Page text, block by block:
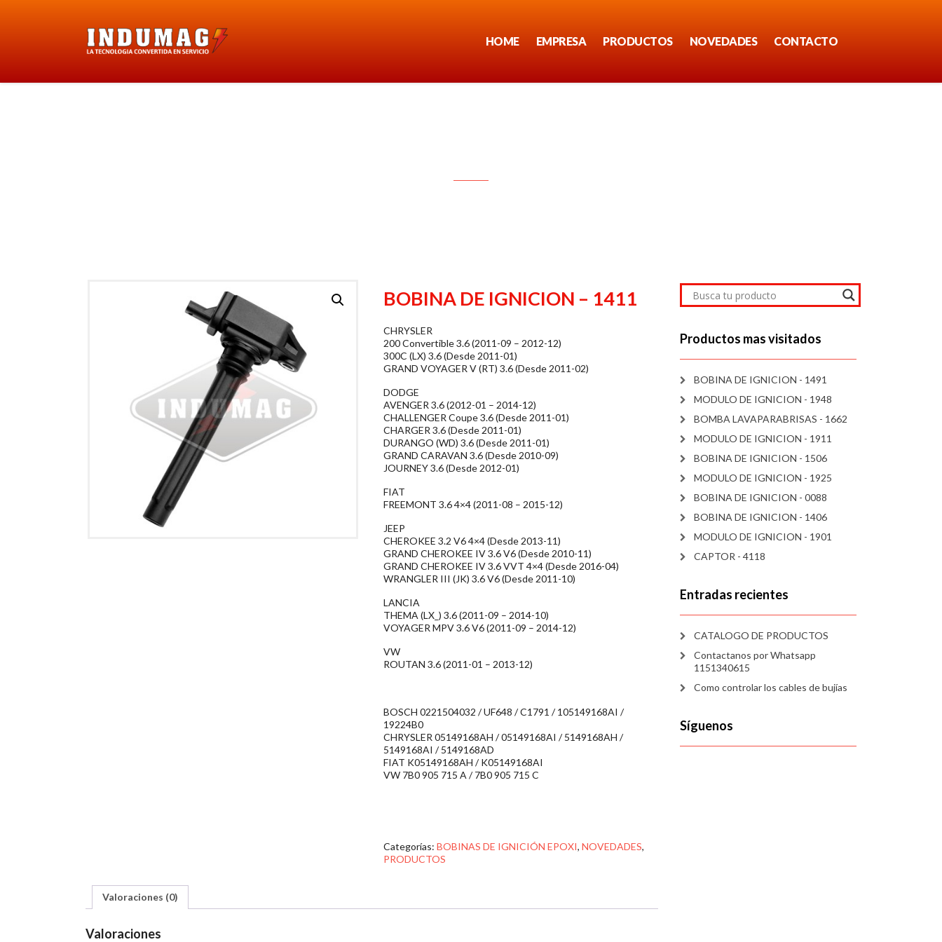
HOME EMPRESA PRODUCTOS NOVEDADES CONTACTO
BOBINA DE IGNICION – 1411
CHRYSLER
200 Convertible 3.6 (2011-09 – 2012-12)
300C (LX) 3.6 (Desde 2011-01)
GRAND VOYAGER V (RT) 3.6 (Desde 2011-02)
DODGE
AVENGER 3.6 (2012-01 – 2014-12)
CHALLENGER Coupe 3.6 (Desde 2011-01)
CHARGER 3.6 (Desde 2011-01)
DURANGO (WD) 3.6 (Desde 2011-01)
GRAND CARAVAN 3.6 (Desde 2010-09)
JOURNEY 3.6 (Desde 2012-01)
FIAT
FREEMONT 3.6 4×4 (2011-08 – 2015-12)
JEEP
CHEROKEE 3.2 V6 4×4 (Desde 2013-11)
GRAND CHEROKEE IV 3.6 V6 (Desde 2010-11)
GRAND CHEROKEE IV 3.6 VVT 4×4 (Desde 2016-04)
WRANGLER III (JK) 3.6 V6 (Desde 2011-10)
LANCIA
THEMA (LX_) 3.6 (2011-09 – 2014-10)
VOYAGER MPV 3.6 V6 (2011-09 – 2014-12)
VW
ROUTAN 3.6 (2011-01 – 2013-12)
BOSCH 0221504032 / UF648 / C1791 / 105149168AI /
19224B0
CHRYSLER 05149168AH / 05149168AI / 5149168AH /
5149168AI / 5149168AD
FIAT K05149168AH / K05149168AI
VW 7B0 905 715 A / 7B0 905 715 C
Categorías:BOBINAS DE IGNICIÓN EPOXI,NOVEDADES,
PRODUCTOS
Valoraciones (0)
Valoraciones
Productos mas visitados
BOBINA DE IGNICION - 1491
MODULO DE IGNICION - 1948
BOMBA LAVAPARABRISAS - 1662
MODULO DE IGNICION - 1911
BOBINA DE IGNICION - 1506
MODULO DE IGNICION - 1925
BOBINA DE IGNICION - 0088
BOBINA DE IGNICION - 1406
MODULO DE IGNICION - 1901
CAPTOR - 4118
Entradas recientes
CATALOGO DE PRODUCTOS
Contactanos por Whatsapp
1151340615
Como controlar los cables de bujías
Síguenos